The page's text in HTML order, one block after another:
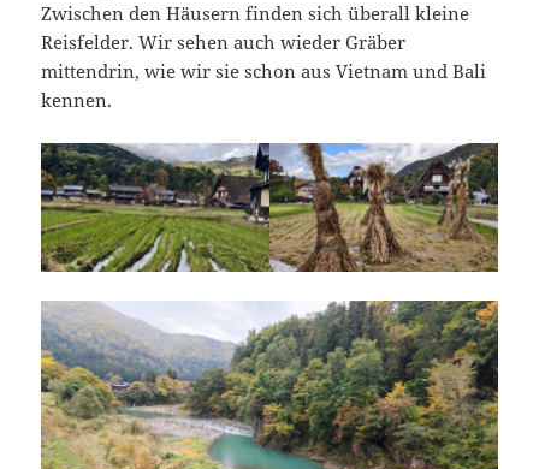
Zwischen den Häusern finden sich überall kleine
Reisfelder. Wir sehen auch wieder Gräber
mittendrin, wie wir sie schon aus Vietnam und Bali
kennen.